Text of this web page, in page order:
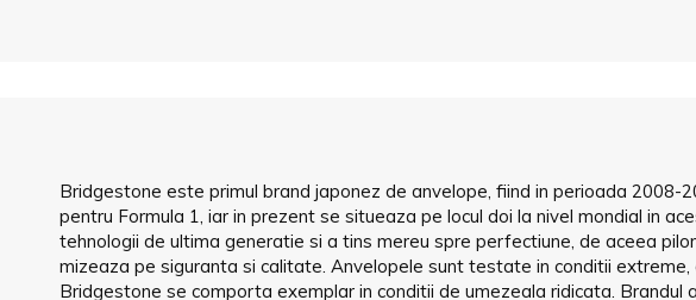
Bridgestone este primul brand japonez de anvelope, fiind in perioada 2008-
pentru Formula 1, iar in prezent se situeaza pe locul doi la nivel mondial in
tehnologii de ultima generatie si a tins mereu spre perfectiune, de aceea
mizeaza pe siguranta si calitate. Anvelopele sunt testate in conditii extreme,
Bridgestone se comporta exemplar in conditii de umezeala ridicata. Brandul